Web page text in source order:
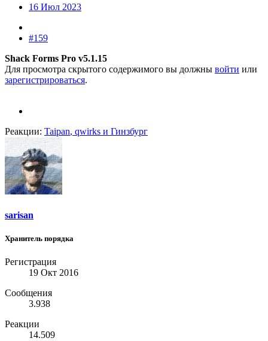
16 Июл 2023
#159
Shack Forms Pro v5.1.15
Для просмотра скрытого содержимого вы должны войти или
зарегистрироваться.
Реакции: Taipan, qwirks и Гинзбург
sarisan
Хранитель порядка
Регистрация
19 Окт 2016
Сообщения
3.938
Реакции
14.509